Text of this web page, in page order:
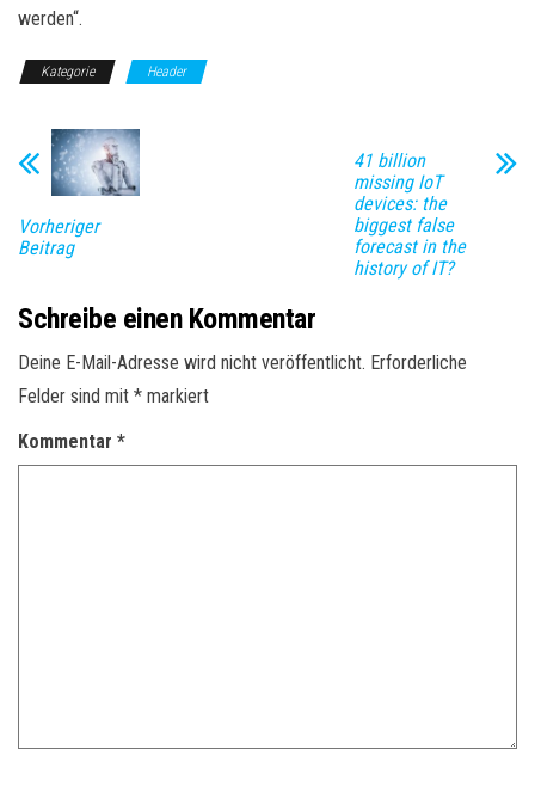
werden“.
Kategorie Header
Vorheriger
Beitrag
41 billion
missing IoT
devices: the
biggest false
forecast in the
history of IT?
Schreibe einen Kommentar
Deine E-Mail-Adresse wird nicht veröffentlicht. Erforderliche
Felder sind mit * markiert
Kommentar *